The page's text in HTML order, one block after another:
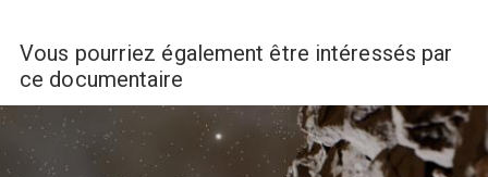
Vous pourriez également être intéressés par
ce documentaire